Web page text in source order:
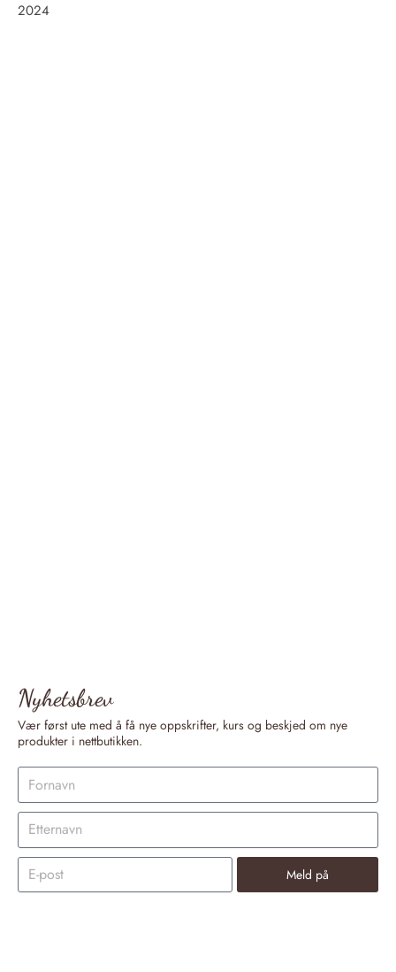
2024
Nyhetsbrev
Vær først ute med å få nye oppskrifter, kurs og beskjed om nye
produkter i nettbutikken.
Meld på